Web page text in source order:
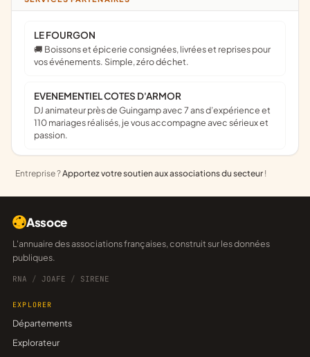
LE FOURGON
🚚 Boissons et épicerie consignées, livrées et reprises pour
vos événements. Simple, zéro déchet.
EVENEMENTIEL COTES D'ARMOR
DJ animateur près de Guingamp avec 7 ans d’expérience et
110 mariages réalisés, je vous accompagne avec sérieux et
passion.
Entreprise ?Apportez votre soutien aux associations du secteur !
Assoce
L'annuaire des associations françaises, construit sur les données
publiques.
RNA / JOAFE / SIRENE
EXPLORER
Départements
Explorateur